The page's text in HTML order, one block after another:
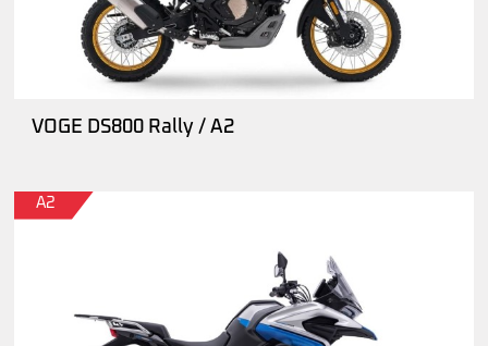
VOGE DS800 Rally / A2
A2